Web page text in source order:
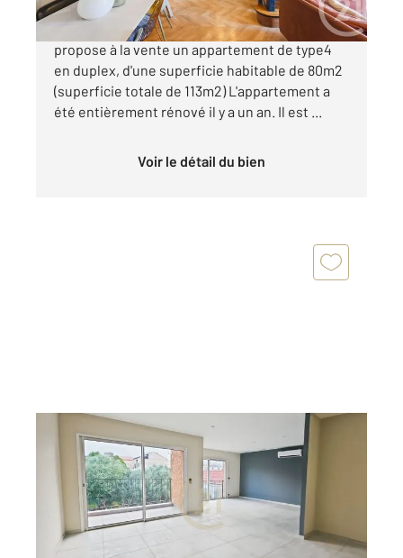
Century21 Dary Immobilier à Saint Florent vous
propose à la vente un appartement de type4
en duplex, d'une superficie habitable de 80m2
(superficie totale de 113m2) L'appartement a
été entièrement rénové il y a un an. Il est ...
Voir le détail du bien
ST FLORENT 202
74,30 m2, 3 pièces
Ref : 774
Appartement F3 à vendre
345 000 €